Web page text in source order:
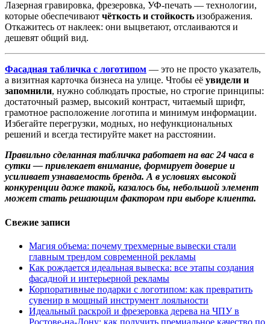
Лазерная гравировка, фрезеровка, УФ-печать — технологии,
которые обеспечивают чёткость и стойкость изображения.
Откажитесь от наклеек: они выцветают, отслаиваются и
дешевят общий вид.
Фасадная табличка с логотипом — это не просто указатель,
а визитная карточка бизнеса на улице. Чтобы её увидели и
запомнили, нужно соблюдать простые, но строгие принципы:
достаточный размер, высокий контраст, читаемый шрифт,
грамотное расположение логотипа и минимум информации.
Избегайте перегрузки, модных, но нефункциональных
решений и всегда тестируйте макет на расстоянии.
Правильно сделанная табличка работает на вас 24 часа в
сутки — привлекает внимание, формирует доверие и
усиливает узнаваемость бренда. А в условиях высокой
конкуренции даже такой, казалось бы, небольшой элемент
может стать решающим фактором при выборе клиента.
Свежие записи
Магия объема: почему трехмерные вывески стали
главным трендом современной рекламы
Как рождается идеальная вывеска: все этапы создания
фасадной и интерьерной рекламы
Корпоративные подарки с логотипом: как превратить
сувенир в мощный инструмент лояльности
Идеальный раскрой и фрезеровка дерева на ЧПУ в
Ростове-на-Дону: как получить премиальное качество по